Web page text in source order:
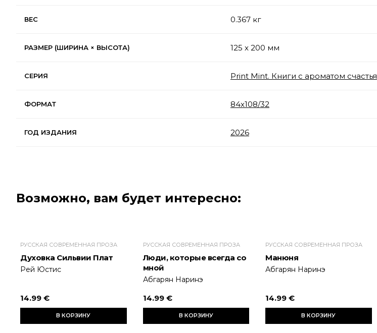
ВЕС 0.367 кг
РАЗМЕР (ШИРИНА × ВЫСОТА) 125 x 200 мм
СЕРИЯ Print Mint. Книги с ароматом счастья
ФОРМАТ 84x108/32
ГОД ИЗДАНИЯ 2026
Возможно, вам будет интересно:
РУССКАЯ СОВРЕМЕННАЯ ПРОЗА
Духовка Сильвии Плат
Рей Юстис
14.99 €
В КОРЗИНУ
РУССКАЯ СОВРЕМЕННАЯ ПРОЗА
Люди, которые всегда со
мной
Абгарян Наринэ
14.99 €
В КОРЗИНУ
РУССКАЯ СОВРЕМЕННАЯ ПРОЗА
Манюня
Абгарян Наринэ
14.99 €
В КОРЗИНУ